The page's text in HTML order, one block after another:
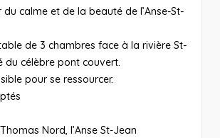
calme et de la beauté de l’Anse-St-
de 3 chambres face à la rivière St-
du célèbre pont couvert.
pour se ressourcer.
Nord, l’Anse St-Jean